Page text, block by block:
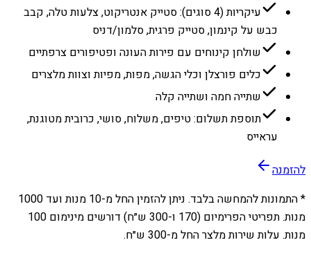
עיקריות (4 סוגים): סטייק אנטריקוט, צלעות טלה, קבב
כבש על קינמון, סטייק פרגית, סלמון/דניס
שולחן קינוחים עם פירות העונה ופטיפורים צרפתיים
כלים פורצלן וכלי הגשה, מפות, מפיות וצוות מלצרים
שתייה חמה ושתייה קלה
תוספת תשלום: טיפים, משלוח, סושי, כרובית מטוגנת,
עראייס
להזמנה
* התמונות להמחשה בלבד. ניתן להזמין החל מ-10 מנות ועד 1000
מנות. תפריטי הפרימיום (170 ו-300 ש״ח) דורשים מינימום 100
מנות. עלות שירות מלצר החל מ-300 ש״ח.